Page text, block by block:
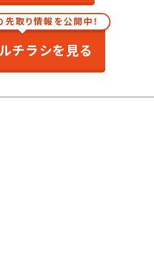
取り情報を公開中！
チラシを見る